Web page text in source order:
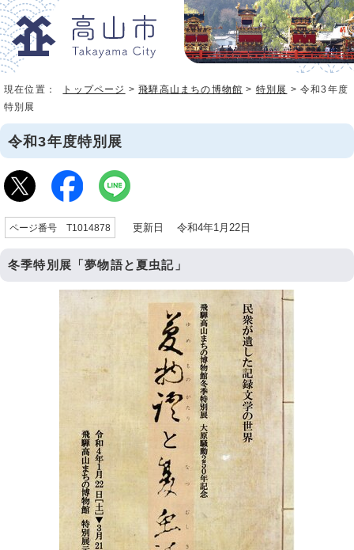
現在位置： トップページ >飛騨高山まちの博物館 > 特別展 > 令和3年度
特別展
令和3年度特別展
ページ番号 T1014878 更新日 令和4年1月22日
冬季特別展「夢物語と夏虫記」